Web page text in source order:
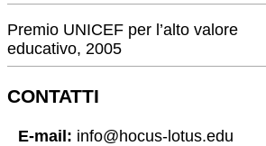
Premio UNICEF per l’alto valore
educativo, 2005
CONTATTI
E-mail: info@hocus-lotus.edu